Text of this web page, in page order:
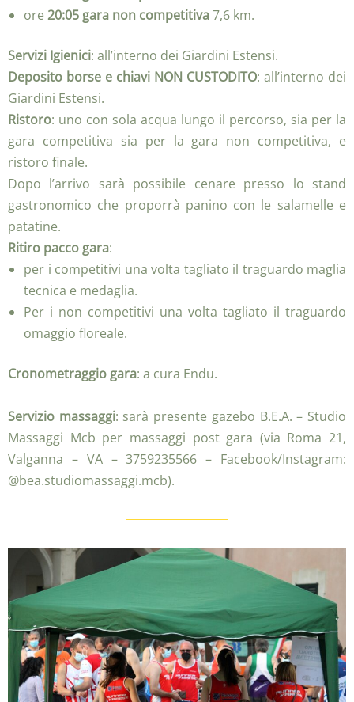
ore 20:05 gara non competitiva7,6 km.
Servizi Igienici: all’interno dei Giardini Estensi.
Deposito borse e chiavi NON CUSTODITO: all’interno dei
Giardini Estensi.
Ristoro: uno con sola acqua lungo il percorso, sia per la
gara competitiva sia per la gara non competitiva, e
ristoro finale.
Dopo l’arrivo sarà possibile cenare presso lo stand
gastronomico che proporrà panino con le salamelle e
patatine.
Ritiro pacco gara:
per i competitivi una volta tagliato il traguardo maglia
tecnica e medaglia.
Per i non competitivi una volta tagliato il traguardo
omaggio floreale.
Cronometraggio gara: a cura Endu.
Servizio massaggi: sarà presente gazebo B.E.A. – Studio
Massaggi Mcb per massaggi post gara (via Roma 21,
Valganna – VA – 3759235566 – Facebook/Instagram:
@bea.studiomassaggi.mcb).